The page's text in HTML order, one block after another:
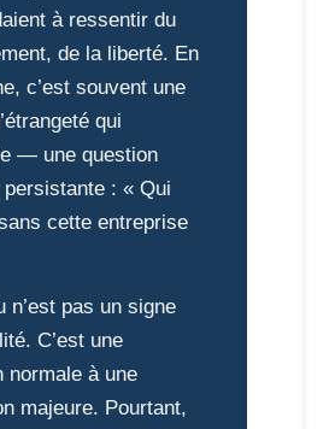
à ressentir du
de la liberté. En
c’est souvent une
qui
— une question
persistante : « Qui
cette entreprise
n’est pas un signe
C’est une
normale à une
majeure. Pourtant,